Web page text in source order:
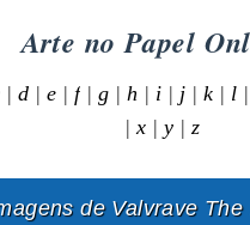
Arte no Papel
| d | e | f | g | h | i | j | k | l |
| x | y | z
de Valvrave